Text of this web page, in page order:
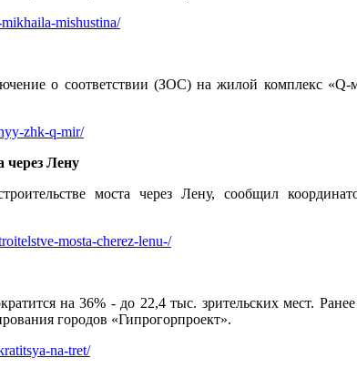
mishustina/
о соответствии (ЗОС) на жилой комплекс
zhk-q-mir/
через Лену
моста через Лену, сообщил
mosta-cherez-lenu-/
на 36% - до 22,4 тыс. зрительских мест.
городов «Гипрогорпроект».
na-tret/